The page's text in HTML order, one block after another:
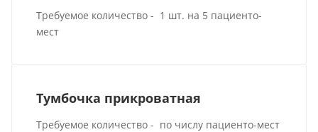
Требуемое количество - 1 шт. на 5 пациенто-
мест
Тумбочка прикроватная
Требуемое количество - по числу пациенто-мест